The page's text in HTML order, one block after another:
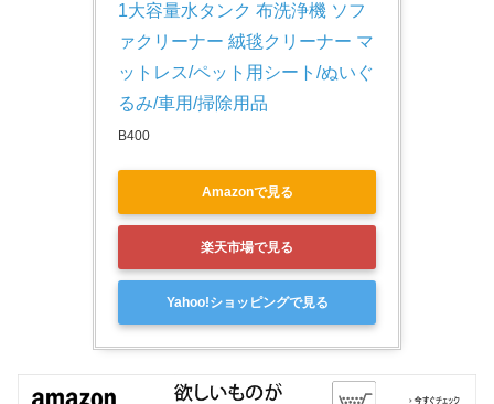
1大容量水タンク 布洗浄機 ソフ
ァクリーナー 絨毯クリーナー マ
ットレス/ペット用シート/ぬいぐ
るみ/車用/掃除用品
B400
Amazonで見る
楽天市場で見る
Yahoo!ショッピングで見る